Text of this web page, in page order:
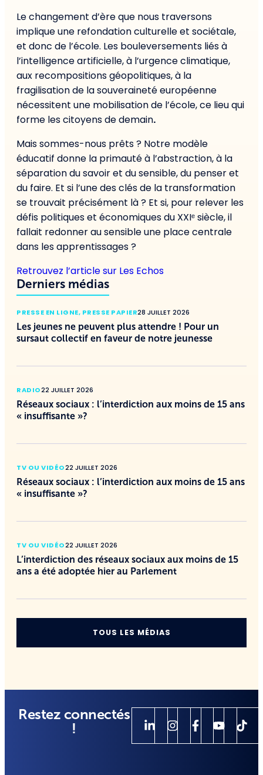
Le changement d’ère que nous traversons
implique une refondation culturelle et sociétale,
et donc de l’école. Les bouleversements liés à
l’intelligence artificielle, à l’urgence climatique,
aux recompositions géopolitiques, à la
fragilisation de la souveraineté européenne
nécessitent une mobilisation de l’école, ce lieu qui
forme les citoyens de demain.
Mais sommes-nous prêts ? Notre modèle
éducatif donne la primauté à l’abstraction, à la
séparation du savoir et du sensible, du penser et
du faire. Et si l’une des clés de la transformation
se trouvait précisément là ? Et si, pour relever les
défis politiques et économiques du XXIᵉ siècle, il
fallait redonner au sensible une place centrale
dans les apprentissages ?
Retrouvez l’article sur Les Echos
Derniers médias
PRESSE EN LIGNE, PRESSE PAPIER28 JUILLET 2026
Les jeunes ne peuvent plus attendre ! Pour un
sursaut collectif en faveur de notre jeunesse
RADIO22 JUILLET 2026
Réseaux sociaux : l’interdiction aux moins de 15 ans
« insuffisante »?
TV OU VIDÉO22 JUILLET 2026
Réseaux sociaux : l’interdiction aux moins de 15 ans
« insuffisante »?
TV OU VIDÉO22 JUILLET 2026
L’interdiction des réseaux sociaux aux moins de 15
ans a été adoptée hier au Parlement
TOUS LES MÉDIAS
Restez connectés
!